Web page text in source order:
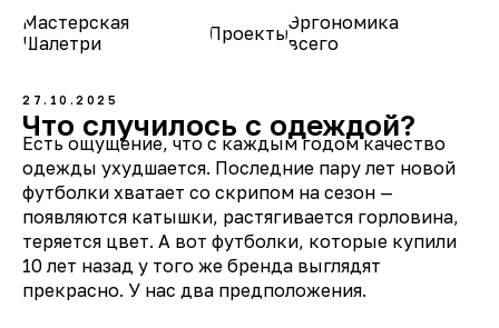
Мастерская
Шалетри
ПроектыЭргономика
всего
27.10.2025
Что случилось с одеждой?
Есть ощущение, что с каждым годом качество
одежды ухудшается. Последние пару лет новой
футболки хватает со скрипом на сезон —
появляются катышки, растягивается горловина,
теряется цвет. А вот футболки, которые купили
10 лет назад у того же бренда выглядят
прекрасно. У нас два предположения.